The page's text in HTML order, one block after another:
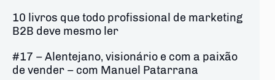
10 livros que todo profissional de marketing
B2B deve mesmo ler
#17 – Alentejano, visionário e com a paixão
de vender – com Manuel Patarrana